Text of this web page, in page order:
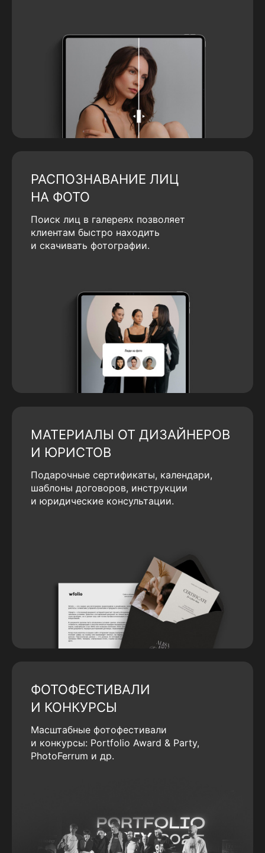
РАСПОЗНАВАНИЕ ЛИЦ
НА ФОТО
Поиск лиц в галереях позволяет
клиентам быстро находить
и скачивать фотографии.
МАТЕРИАЛЫ ОТ ДИЗАЙНЕРОВ
И ЮРИСТОВ
Подарочные сертификаты, календари,
шаблоны договоров, инструкции
и юридические консультации.
ФОТОФЕСТИВАЛИ
И КОНКУРСЫ
Масштабные фотофестивали
и конкурсы: Portfolio Award & Party,
PhotoFerrum и др.